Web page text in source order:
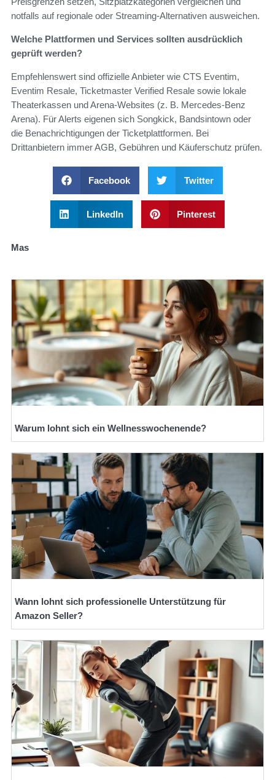
notfalls auf regionale oder Streaming-Alternativen ausweichen.
Welche Plattformen und Services sollten ausdrücklich
geprüft werden?
Empfehlenswert sind offizielle Anbieter wie CTS Eventim,
Eventim Resale, Ticketmaster Verified Resale sowie lokale
Theaterkassen und Arena-Websites (z. B. Mercedes‑Benz
Arena). Für Alerts eigenen sich Songkick, Bandsintown oder
die Benachrichtigungen der Ticketplattformen. Bei
Drittanbietern immer AGB, Gebühren und Käuferschutz prüfen.
Facebook Twitter
LinkedIn Pinterest
Mas
Warum lohnt sich ein Wellnesswochenende?
Wann lohnt sich professionelle Unterstützung für
Amazon Seller?